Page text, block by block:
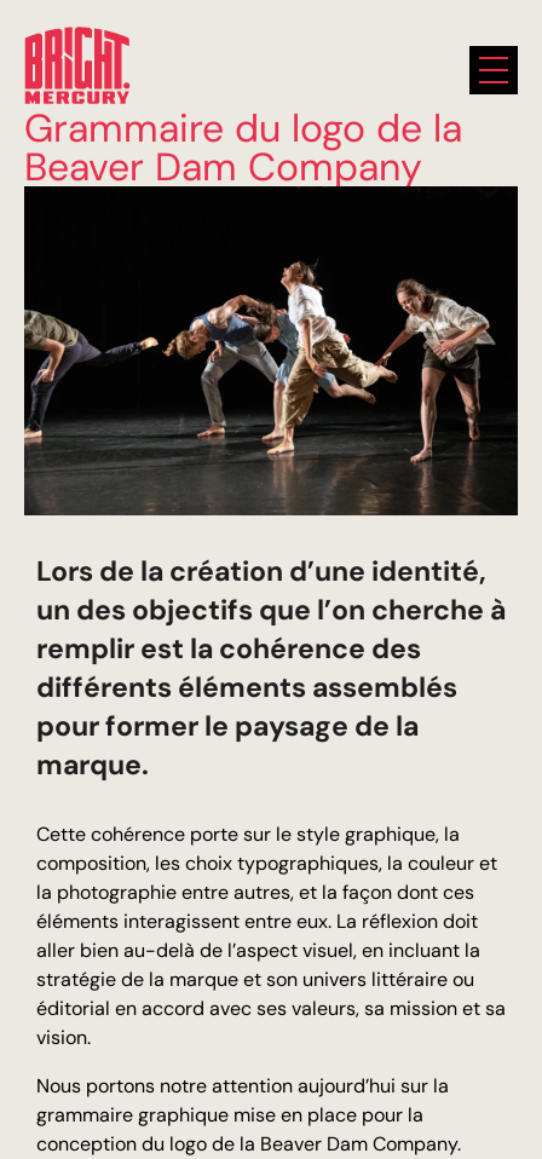
Grammaire du logo de la
Beaver Dam Company
Lors de la création d’une identité,
un des objectifs que l’on cherche à
remplir est la cohérence des
différents éléments assemblés
pour former le paysage de la
marque.
Cette cohérence porte sur le style graphique, la
composition, les choix typographiques, la couleur et
la photographie entre autres, et la façon dont ces
éléments interagissent entre eux. La réflexion doit
aller bien au-delà de l’aspect visuel, en incluant la
stratégie de la marque et son univers littéraire ou
éditorial en accord avec ses valeurs, sa mission et sa
vision.
Nous portons notre attention aujourd’hui sur la
grammaire graphique mise en place pour la
conception du logo de la Beaver Dam Company.